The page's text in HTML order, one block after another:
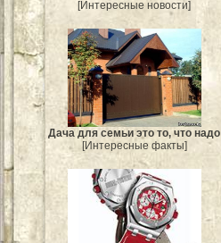
[Интересные новости]
Дача для семьи это то, что надо
[Интересные факты]